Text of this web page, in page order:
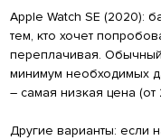
Apple Watch SE (2020):
тем, кто хочет
переплачивая.
минимум необходимых
– самая низкая цена
Другие варианты: если